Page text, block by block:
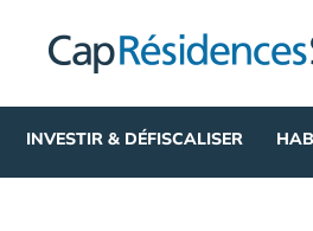
INVESTIR & DÉFISCALISER